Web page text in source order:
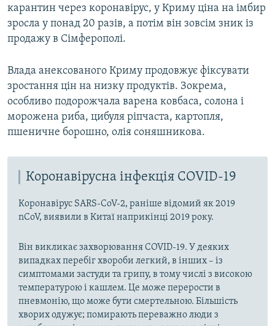
карантин через коронавірус, у Криму ціна на імбир
зросла у понад 20 разів, а потім він зовсім зник із
продажу в Сімферополі.
Влада анексованого Криму продовжує фіксувати
зростання цін на низку продуктів. Зокрема,
особливо подорожчала варена ковбаса, солона і
морожена риба, цибуля ріпчаста, картопля,
пшеничне борошно, олія соняшникова.
Коронавірусна інфекція COVID-19
Коронавірус SARS-CoV-2, раніше відомий як 2019
nCoV, виявили в Китаї наприкінці 2019 року.
Він викликає захворювання COVID-19. У деяких
випадках перебіг хвороби легкий, в інших – із
симптомами застуди та грипу, в тому числі з високою
температурою і кашлем. Це може перерости в
пневмонію, що може бути смертельною. Більшість
хворих одужує; помирають переважно люди з